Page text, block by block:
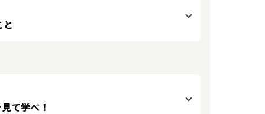
て学べ！